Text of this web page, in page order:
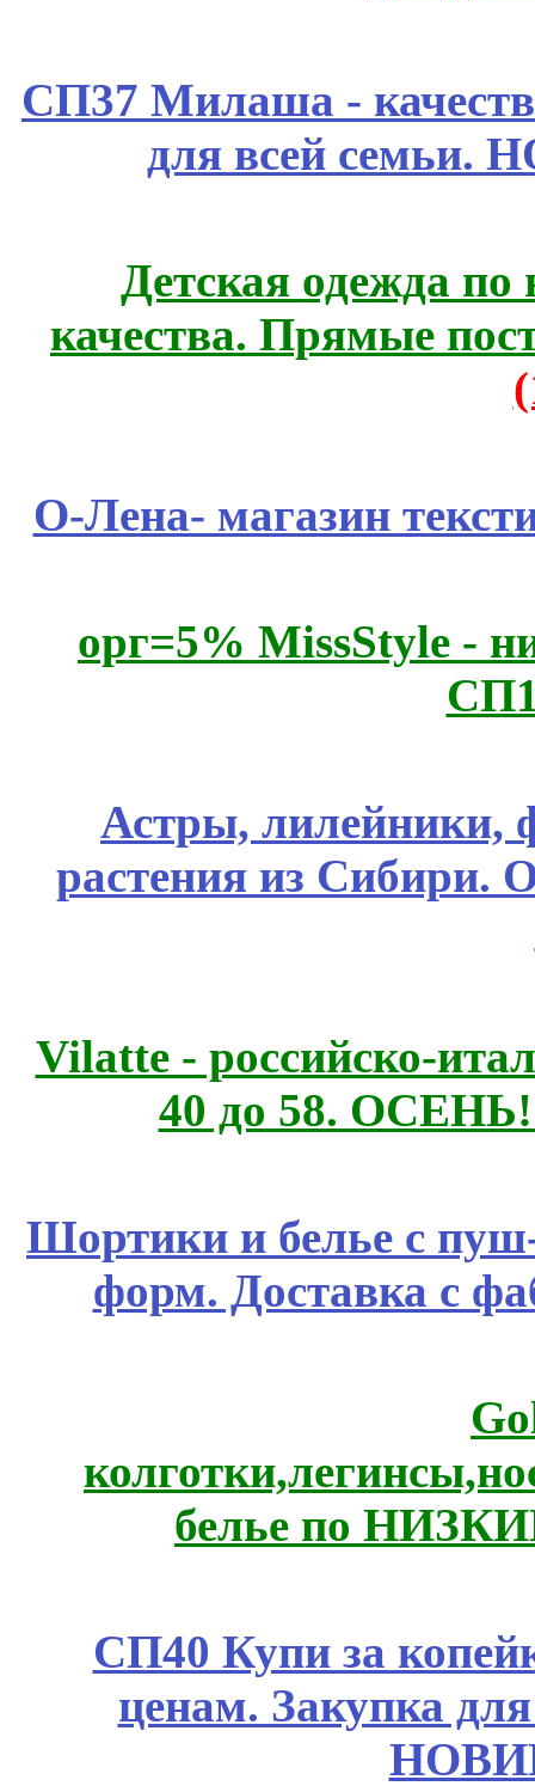
СП37 Милаша -
для всей семьи.
Детская одежда
качества. Прямые
О-Лена- магазин
орг=5% MissStyle -
Астры, лилейники,
растения из Сибири.
Vilatte - российско-
40 до 58.
Шортики и белье с
форм. Доставка с
белье по
СП40 Купи за
ценам. Закупка